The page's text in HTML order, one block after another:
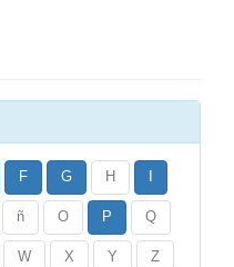
F G H
ñ O P Q
W X Y Z